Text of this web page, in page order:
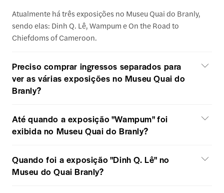
Atualmente há três exposições no Museu Quai do Branly,
sendo elas: Dinh Q. Lê, Wampum e On the Road to
Chiefdoms of Cameroon.
Preciso comprar ingressos separados para
ver as várias exposições no Museu Quai do
Branly?
Até quando a exposição "Wampum" foi
exibida no Museu Quai do Branly?
Quando foi a exposição "Dinh Q. Lê" no
Museu do Quai Branly?